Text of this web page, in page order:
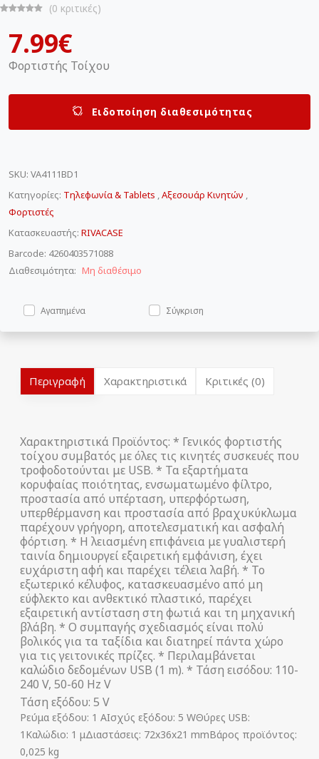
(0 κριτικές)
7.99€
Φορτιστής Τοίχου
Ειδοποίηση διαθεσιμότητας
SKU: VA4111BD1
Κατηγορίες: Τηλεφωνία & Tablets ,Αξεσουάρ Κινητών ,
Φορτιστές
Κατασκευαστής: RIVACASE
Barcode: 4260403571088
Διαθεσιμότητα: Μη διαθέσιμο
Αγαπημένα Σύγκριση
Περιγραφή Χαρακτηριστικά Κριτικές (0)
Χαρακτηριστικά Προϊόντος: * Γενικός φορτιστής
τοίχου συμβατός με όλες τις κινητές συσκευές που
τροφοδοτούνται με USB. * Τα εξαρτήματα
κορυφαίας ποιότητας, ενσωματωμένο φίλτρο,
προστασία από υπέρταση, υπερφόρτωση,
υπερθέρμανση και προστασία από βραχυκύκλωμα
παρέχουν γρήγορη, αποτελεσματική και ασφαλή
φόρτιση. * Η λειασμένη επιφάνεια με γυαλιστερή
ταινία δημιουργεί εξαιρετική εμφάνιση, έχει
ευχάριστη αφή και παρέχει τέλεια λαβή. * Το
εξωτερικό κέλυφος, κατασκευασμένο από μη
εύφλεκτο και ανθεκτικό πλαστικό, παρέχει
εξαιρετική αντίσταση στη φωτιά και τη μηχανική
βλάβη. * Ο συμπαγής σχεδιασμός είναι πολύ
βολικός για τα ταξίδια και διατηρεί πάντα χώρο
για τις γειτονικές πρίζες. * Περιλαμβάνεται
καλώδιο δεδομένων USB (1 m). * Τάση εισόδου: 110-
240 V, 50-60 Hz V
Τάση εξόδου: 5 V
Ρεύμα εξόδου: 1 AΙσχύς εξόδου: 5 WΘύρες USB:
1Καλώδιο: 1 μΔιαστάσεις: 72x36x21 mmΒάρος προϊόντος:
0,025 kg